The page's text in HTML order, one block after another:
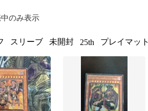
のみ表示
スリーブ 未開封 25th プレイマット